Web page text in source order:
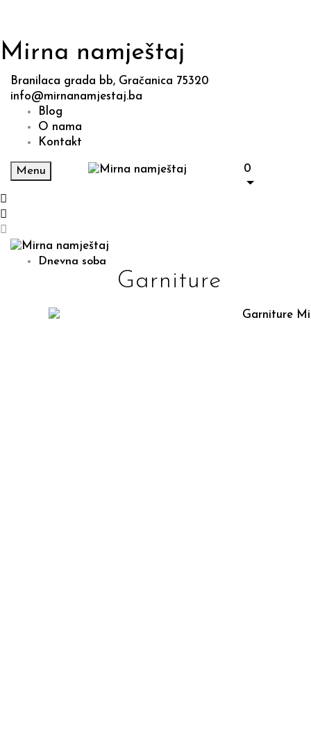
Mirna namještaj
Branilaca grada bb, Gračanica 75320
info@mirnanamjestaj.ba
Blog
O nama
Kontakt
Menu 0
Dnevna soba
Garniture